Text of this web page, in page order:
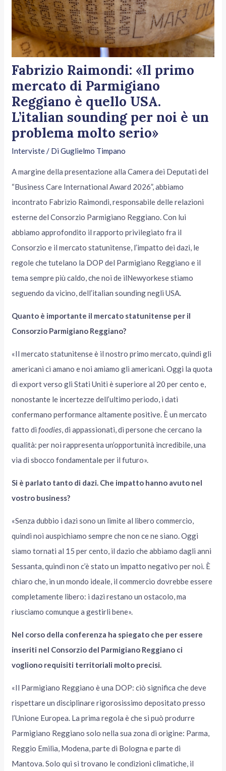
Fabrizio Raimondi: «Il primo
mercato di Parmigiano
Reggiano è quello USA.
L’italian sounding per noi è un
problema molto serio»
Interviste/ DiGuglielmo Timpano
A margine della presentazione alla Camera dei Deputati del
“Business Care International Award 2026”, abbiamo
incontrato Fabrizio Raimondi, responsabile delle relazioni
esterne del Consorzio Parmigiano Reggiano. Con lui
abbiamo approfondito il rapporto privilegiato fra il
Consorzio e il mercato statunitense, l’impatto dei dazi, le
regole che tutelano la DOP del Parmigiano Reggiano e il
tema sempre più caldo, che noi de ilNewyorkese stiamo
seguendo da vicino, dell’italian sounding negli USA.
Quanto è importante il mercato statunitense per il
Consorzio Parmigiano Reggiano?
«Il mercato statunitense è il nostro primo mercato, quindi gli
americani ci amano e noi amiamo gli americani. Oggi la quota
di export verso gli Stati Uniti è superiore al 20 per cento e,
nonostante le incertezze dell’ultimo periodo, i dati
confermano performance altamente positive. È un mercato
fatto difoodies, di appassionati, di persone che cercano la
qualità: per noi rappresenta un’opportunità incredibile, una
via di sbocco fondamentale per il futuro».
Si è parlato tanto di dazi. Che impatto hanno avuto nel
vostro business?
«Senza dubbio i dazi sono un limite al libero commercio,
quindi noi auspichiamo sempre che non ce ne siano. Oggi
siamo tornati al 15 per cento, il dazio che abbiamo dagli anni
Sessanta, quindi non c’è stato un impatto negativo per noi. È
chiaro che, in un mondo ideale, il commercio dovrebbe essere
completamente libero: i dazi restano un ostacolo, ma
riusciamo comunque a gestirli bene».
Nel corso della conferenza ha spiegato che per essere
inseriti nel Consorzio del Parmigiano Reggiano ci
vogliono requisiti territoriali molto precisi.
«Il Parmigiano Reggiano è una DOP: ciò significa che deve
rispettare un disciplinare rigorosissimo depositato presso
l’Unione Europea. La prima regola è che si può produrre
Parmigiano Reggiano solo nella sua zona di origine: Parma,
Reggio Emilia, Modena, parte di Bologna e parte di
Mantova. Solo qui si trovano le condizioni climatiche, il